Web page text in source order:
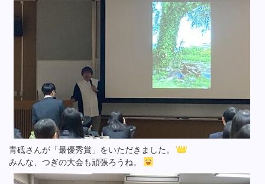
青砥さんが「最優秀賞」をいただきました。
みんな、つぎの大会も頑張ろうね。